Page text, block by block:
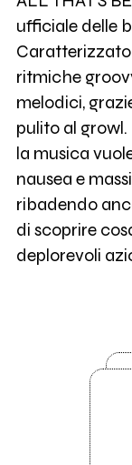
ufficiale delle
ritmiche
melodici,
pulito al
la musica
nausea e
ribadendo
di scoprire
deplorevoli